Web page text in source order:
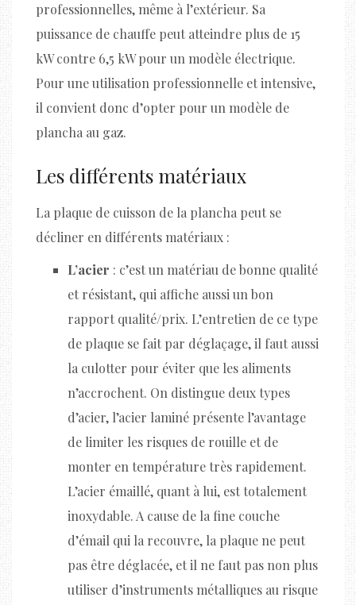
professionnelles, même à l’extérieur. Sa
puissance de chauffe peut atteindre plus de 15
kW contre 6,5 kW pour un modèle électrique.
Pour une utilisation professionnelle et intensive,
il convient donc d’opter pour un modèle de
plancha au gaz.
Les différents matériaux
La plaque de cuisson de la plancha peut se
décliner en différents matériaux :
L’acier : c’est un matériau de bonne qualité
et résistant, qui affiche aussi un bon
rapport qualité/prix. L’entretien de ce type
de plaque se fait par déglaçage, il faut aussi
la culotter pour éviter que les aliments
n’accrochent. On distingue deux types
d’acier, l’acier laminé présente l’avantage
de limiter les risques de rouille et de
monter en température très rapidement.
L’acier émaillé, quant à lui, est totalement
inoxydable. A cause de la fine couche
d’émail qui la recouvre, la plaque ne peut
pas être déglacée, et il ne faut pas non plus
utiliser d’instruments métalliques au risque